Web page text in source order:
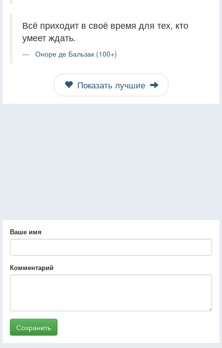
Всё приходит в своё время для тех, кто
умеет ждать.
Оноре де Бальзак (100+)
Показать лучшие
Ваше имя
Комментарий
Сохранить